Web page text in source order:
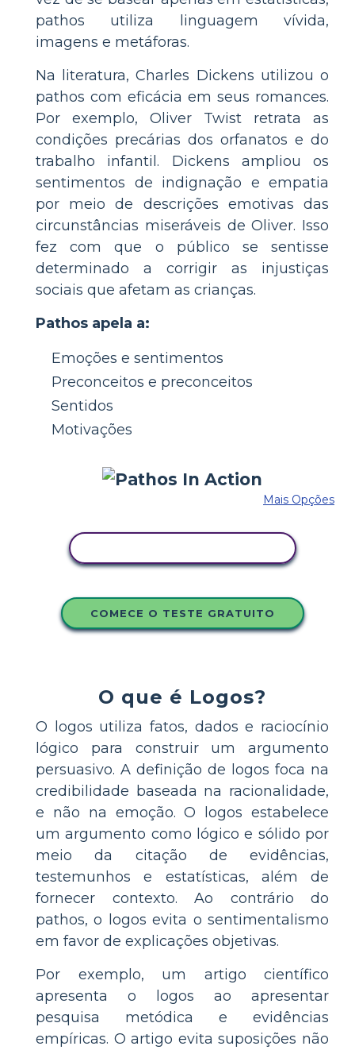
pathos utiliza linguagem vívida,
imagens e metáforas.
Na literatura, Charles Dickens utilizou o
pathos com eficácia em seus romances.
Por exemplo, Oliver Twist retrata as
condições precárias dos orfanatos e do
trabalho infantil. Dickens ampliou os
sentimentos de indignação e empatia
por meio de descrições emotivas das
circunstâncias miseráveis de Oliver. Isso
fez com que o público se sentisse
determinado a corrigir as injustiças
sociais que afetam as crianças.
Pathos apela a:
Emoções e sentimentos
Preconceitos e preconceitos
Sentidos
Motivações
Mais Opções
COMECE O TESTE GRATUITO
O que é Logos?
O logos utiliza fatos, dados e raciocínio
lógico para construir um argumento
persuasivo. A definição de logos foca na
credibilidade baseada na racionalidade,
e não na emoção. O logos estabelece
um argumento como lógico e sólido por
meio da citação de evidências,
testemunhos e estatísticas, além de
fornecer contexto. Ao contrário do
pathos, o logos evita o sentimentalismo
em favor de explicações objetivas.
Por exemplo, um artigo científico
apresenta o logos ao apresentar
pesquisa metódica e evidências
empíricas. O artigo evita suposições não